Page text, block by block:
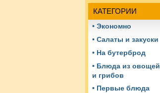
КАТЕГОРИИ
• Экономно
• Салаты и закуски
• На бутерброд
• Блюда из овощей
и грибов
• Первые блюда